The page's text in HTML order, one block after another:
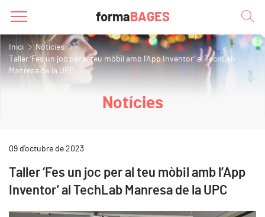
forma BAGES
Inici
Notícies
Taller ‘Fes un joc per al teu mòbil amb l’App Inventor’ al TechLab
Manresa de la UPC
Notícies
09 d'octubre de 2023
Taller ‘Fes un joc per al teu mòbil amb l’App
Inventor’ al TechLab Manresa de la UPC